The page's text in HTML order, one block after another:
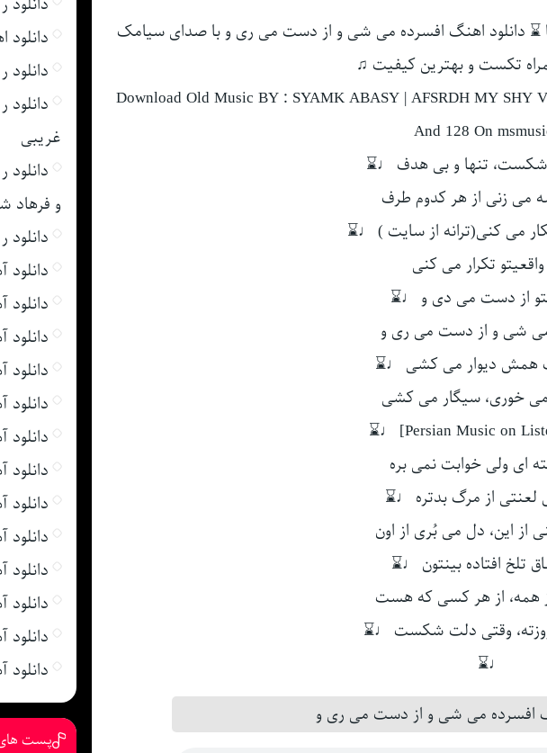
⌛ دانلود اهنگ افسرده می شی و از دست می ری و با صدای سیامک
تکست و بهترین کیفیت ♫
Download Old Music BY : SYAMK ABASY | AFSRDH MY
And 128 On
تنها و بی هدف ♩⌛
می زنی از هر کدوم طرف
می کنی(ترانه از سایت ) ♩⌛
تکرار می کنی
از دست می دی و ♩⌛
شی و از دست می ری و
همش دیوار می کشی ♩⌛
خوری، سیگار می کشی
ای ولی خوابت نمی بره
از مرگ بدتره ♩⌛
از این، دل می بُری از اون
تلخ افتاده بینتون ♩⌛
همه، از هر کسی که هست
وقتی دلت شکست ♩⌛
♩⌛
افسرده می شی و از دست می ری و
غریبی
و
دانلود آهنگ ۷
پست